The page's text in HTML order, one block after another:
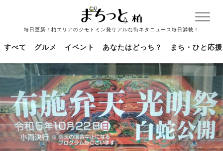
毎日更新！柏エリアのジモトミン発リアルな街ネタニュース毎日満載！
すべて グルメ イベント あなたはどっち？ まち・ひと応援